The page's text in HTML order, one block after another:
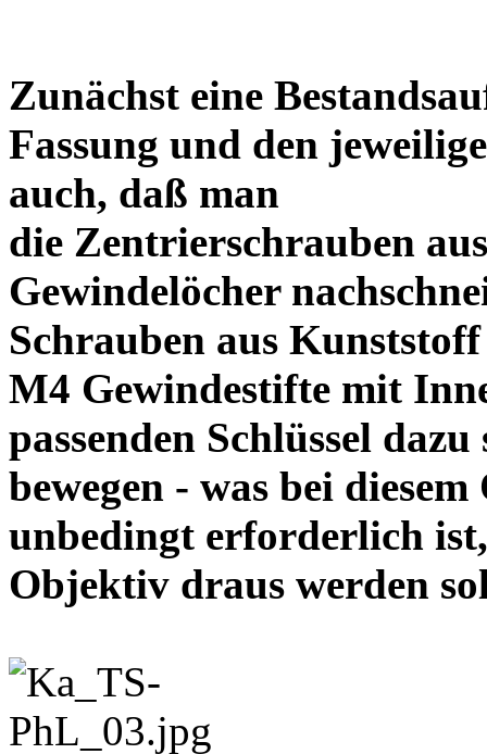
Zunächst eine
Fassung und den
auch, daß man
die Zentrierschrauben
Gewindelöcher
Schrauben aus
M4 Gewindestifte mit
passenden Schlüssel
bewegen - was bei
unbedingt erforderlich
Objektiv draus